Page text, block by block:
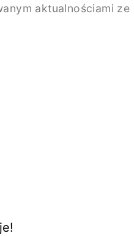
aktualnościami